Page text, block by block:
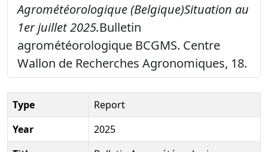
Agrométéorologique (Belgique)Situation au
1er juillet 2025.Bulletin
agrométéorologique BCGMS. Centre
Wallon de Recherches Agronomiques, 18.
Type
Report
Year
2025